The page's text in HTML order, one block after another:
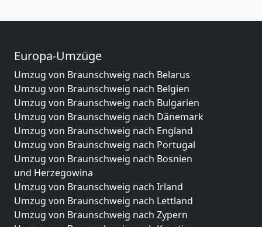
Europa-Umzüge
Umzug von Braunschweig nach Belarus
Umzug von Braunschweig nach Belgien
Umzug von Braunschweig nach Bulgarien
Umzug von Braunschweig nach Dänemark
Umzug von Braunschweig nach England
Umzug von Braunschweig nach Portugal
Umzug von Braunschweig nach Bosnien
und Herzegowina
Umzug von Braunschweig nach Irland
Umzug von Braunschweig nach Lettland
Umzug von Braunschweig nach Zypern